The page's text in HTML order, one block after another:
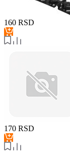
160 RSD
170 RSD